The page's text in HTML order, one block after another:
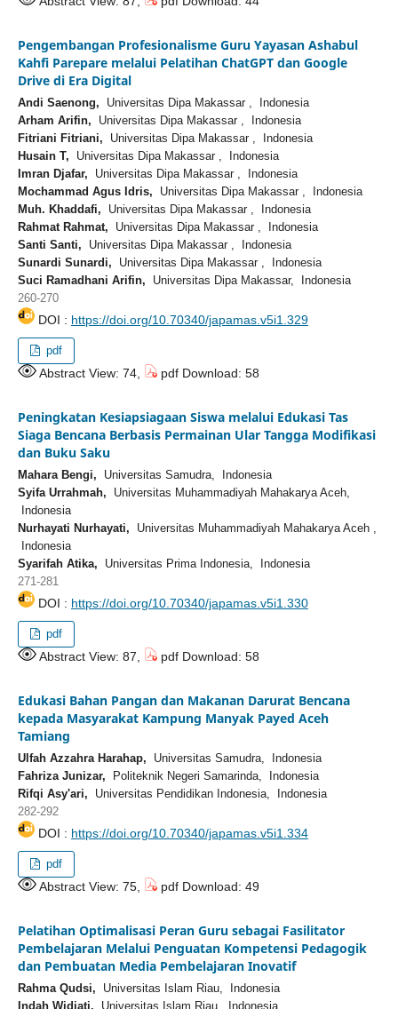
Pengembangan Profesionalisme Guru Yayasan Ashabul
Kahfi Parepare melalui Pelatihan ChatGPT dan Google
Drive di Era Digital
Andi Saenong, Universitas Dipa Makassar , Indonesia
Arham Arifin, Universitas Dipa Makassar , Indonesia
Fitriani Fitriani, Universitas Dipa Makassar , Indonesia
Husain T, Universitas Dipa Makassar , Indonesia
Imran Djafar, Universitas Dipa Makassar , Indonesia
Mochammad Agus Idris, Universitas Dipa Makassar , Indonesia
Muh. Khaddafi, Universitas Dipa Makassar , Indonesia
Rahmat Rahmat, Universitas Dipa Makassar , Indonesia
Santi Santi, Universitas Dipa Makassar , Indonesia
Sunardi Sunardi, Universitas Dipa Makassar , Indonesia
Suci Ramadhani Arifin, Universitas Dipa Makassar, Indonesia
260-270
DOI : https://doi.org/10.70340/japamas.v5i1.329
pdf
Abstract View: 74, pdf Download: 58
Peningkatan Kesiapsiagaan Siswa melalui Edukasi Tas
Siaga Bencana Berbasis Permainan Ular Tangga Modifikasi
dan Buku Saku
Mahara Bengi, Universitas Samudra, Indonesia
Syifa Urrahmah, Universitas Muhammadiyah Mahakarya Aceh,
Indonesia
Nurhayati Nurhayati, Universitas Muhammadiyah Mahakarya Aceh ,
Indonesia
Syarifah Atika, Universitas Prima Indonesia, Indonesia
271-281
DOI : https://doi.org/10.70340/japamas.v5i1.330
pdf
Abstract View: 87, pdf Download: 58
Edukasi Bahan Pangan dan Makanan Darurat Bencana
kepada Masyarakat Kampung Manyak Payed Aceh
Tamiang
Ulfah Azzahra Harahap, Universitas Samudra, Indonesia
Fahriza Junizar, Politeknik Negeri Samarinda, Indonesia
Rifqi Asy'ari, Universitas Pendidikan Indonesia, Indonesia
282-292
DOI : https://doi.org/10.70340/japamas.v5i1.334
pdf
Abstract View: 75, pdf Download: 49
Pelatihan Optimalisasi Peran Guru sebagai Fasilitator
Pembelajaran Melalui Penguatan Kompetensi Pedagogik
dan Pembuatan Media Pembelajaran Inovatif
Rahma Qudsi, Universitas Islam Riau, Indonesia
Indah Widiati, Universitas Islam Riau, Indonesia